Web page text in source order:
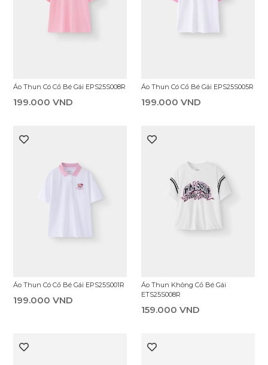
Áo Thun Có Cổ Bé Gái EPS25S008R
199.000 VND
Áo Thun Có Cổ Bé Gái EPS25S005R
199.000 VND
Áo Thun Có Cổ Bé Gái EPS25S001R
199.000 VND
Áo Thun Không Cổ Bé Gái
ETS25S008R
159.000 VND